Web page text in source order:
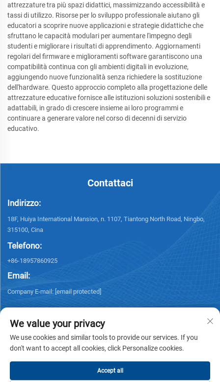
attrezzature tra più spazi didattici, massimizzando accessibilità e
tassi di utilizzo. Risorse per lo sviluppo professionale aiutano gli
educatori a scoprire nuove applicazioni e strategie didattiche che
sfruttano le capacità modulari per aumentare l'impegno degli
studenti e migliorare i risultati di apprendimento. Aggiornamenti
regolari del firmware e miglioramenti software garantiscono una
compatibilità continua con gli ambienti digitali in evoluzione,
aggiungendo nuove funzionalità senza richiedere la sostituzione
dell'hardware. Questo approccio completo alla progettazione delle
attrezzature educative fornisce alle istituzioni soluzioni sostenibili e
adattabili, in grado di crescere insieme ai loro programmi e
continuare a generare valore nel corso di decenni di servizio
educativo.
Contattaci
Indirizzo:
18F, Huiya International Mansion, n. 1107, Tiantong North Road, Ningbo,
315100, Cina
Telefono:
+86-18957860925
Email:
Company E-mail: [email protected]
Informativa sulla privacy
We value your privacy
We use cookies and similar tools to provide our services. If you
don't want to accept all cookies, click Personalize cookies.
Accept all